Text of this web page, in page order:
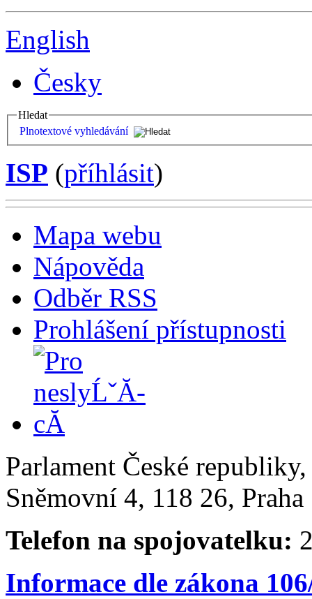
English
Česky
Hledat
Plnotextové vyhledávání
ISP (příhlásit)
Mapa webu
Nápověda
Odběr RSS
Prohlášení přístupnosti
Parlament České
Sněmovní 4, 118 26,
Telefon na spojovatelku:
Informace dle zákona